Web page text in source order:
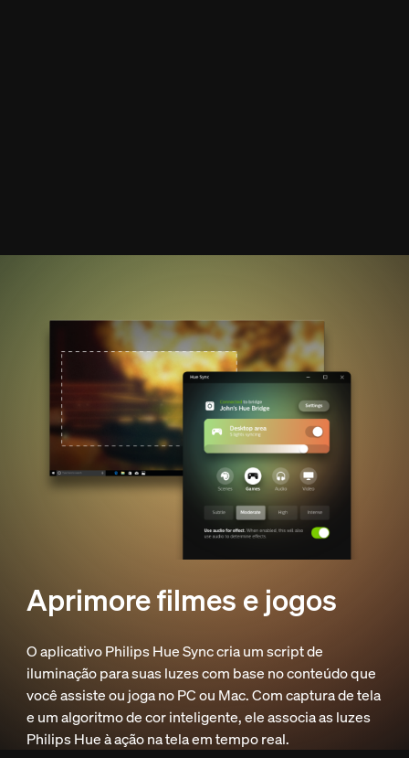
Aprimore filmes e jogos
O aplicativo Philips Hue Sync cria um script de
iluminação para suas luzes com base no conteúdo que
você assiste ou joga no PC ou Mac. Com captura de tela
e um algoritmo de cor inteligente, ele associa as luzes
Philips Hue à ação na tela em tempo real.